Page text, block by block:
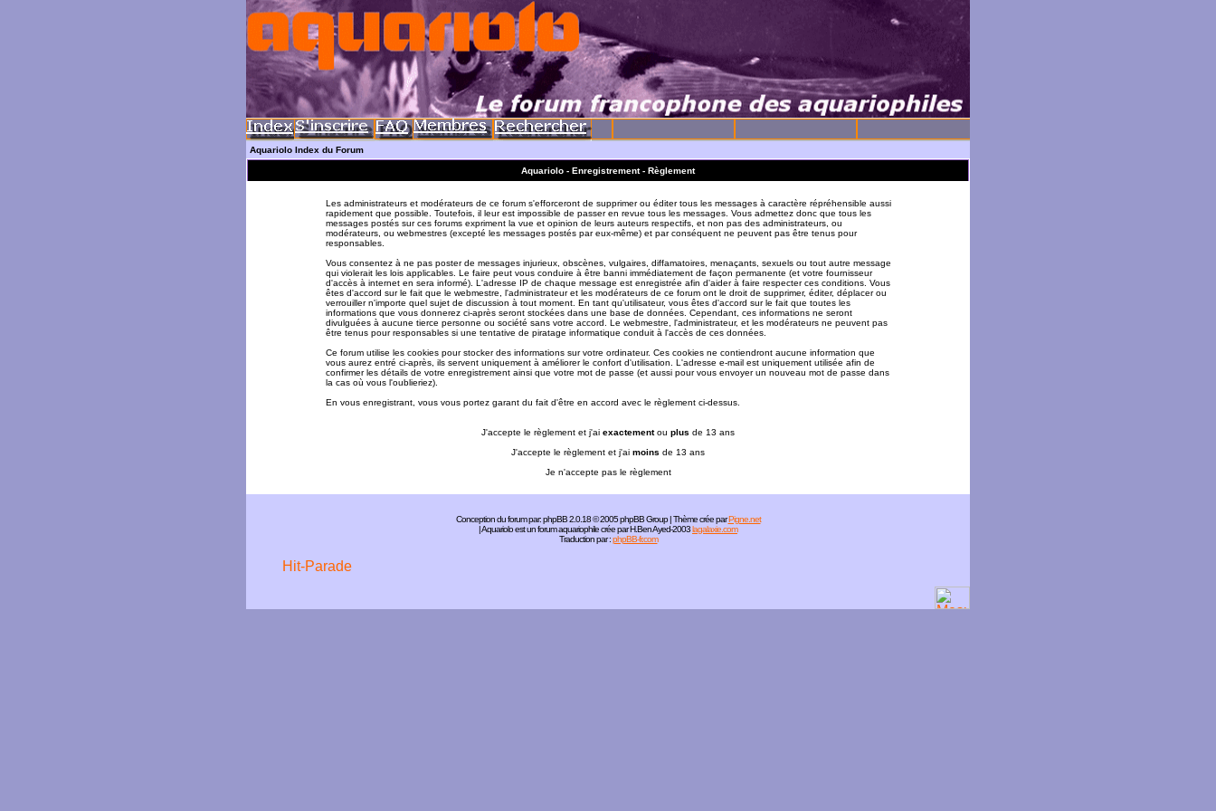
Aquariolo Index du Forum
Aquariolo - Enregistrement - Règlement
Les administrateurs et modérateurs de ce forum s'efforceront de supprimer ou éditer tous les messages à caractère répréhensible aussi
rapidement que possible. Toutefois, il leur est impossible de passer en revue tous les messages. Vous admettez donc que tous les
messages postés sur ces forums expriment la vue et opinion de leurs auteurs respectifs, et non pas des administrateurs, ou
modérateurs, ou webmestres (excepté les messages postés par eux-même) et par conséquent ne peuvent pas être tenus pour
responsables.
Vous consentez à ne pas poster de messages injurieux, obscènes, vulgaires, diffamatoires, menaçants, sexuels ou tout autre message
qui violerait les lois applicables. Le faire peut vous conduire à être banni immédiatement de façon permanente (et votre fournisseur
d'accès à internet en sera informé). L'adresse IP de chaque message est enregistrée afin d'aider à faire respecter ces conditions. Vous
êtes d'accord sur le fait que le webmestre, l'administrateur et les modérateurs de ce forum ont le droit de supprimer, éditer, déplacer ou
verrouiller n'importe quel sujet de discussion à tout moment. En tant qu'utilisateur, vous êtes d'accord sur le fait que toutes les
informations que vous donnerez ci-après seront stockées dans une base de données. Cependant, ces informations ne seront
divulguées à aucune tierce personne ou société sans votre accord. Le webmestre, l'administrateur, et les modérateurs ne peuvent pas
être tenus pour responsables si une tentative de piratage informatique conduit à l'accès de ces données.
Ce forum utilise les cookies pour stocker des informations sur votre ordinateur. Ces cookies ne contiendront aucune information que
vous aurez entré ci-après, ils servent uniquement à améliorer le confort d'utilisation. L'adresse e-mail est uniquement utilisée afin de
confirmer les détails de votre enregistrement ainsi que votre mot de passe (et aussi pour vous envoyer un nouveau mot de passe dans
la cas où vous l'oublieriez).
En vous enregistrant, vous vous portez garant du fait d'être en accord avec le règlement ci-dessus.
J'accepte le règlement et j'ai exactementou plus de 13 ans
J'accepte le règlement et j'ai moins de 13 ans
Je n'accepte pas le règlement
Conception du forum par:phpBB2.0.18 © 2005 phpBB Group | Thème crée parPigne.net
| Aquariolo est un forum aquariophile crée par H.Ben Ayed-2003lagalaxie.com
Traduction par :phpBB-fr.com